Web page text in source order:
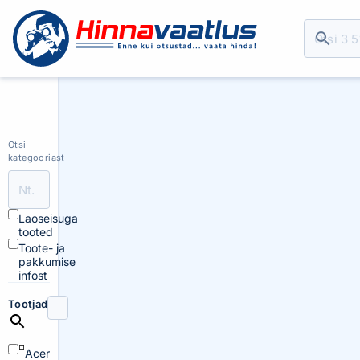
Otsi
kategooriast
Laoseisuga
tooted
Toote- ja
pakkumise
infost
Tootjad
Acer